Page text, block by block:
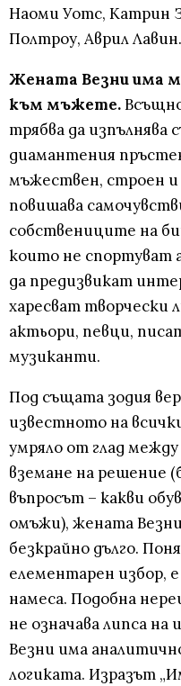
Наоми Уотс, Катрин
Полтроу, Аврил
Жената Везни има
към мъжете.
трябва да
диамантения
мъжествен, строен и
повишава
собствениците на
които не спортуват
да предизвикат
харесват творчески
актьори, певци,
музиканти.
Под същата зодия
известното на
умряло от глад
вземане на решение
въпросът – какви
омъжи), жената
безкрайно дълго.
елементарен избор,
намеса. Подобна
не означава липса
Везни има
логиката. Изразът